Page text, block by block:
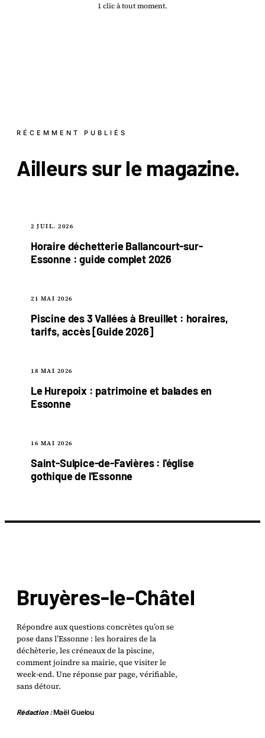
1 clic à tout moment.
RÉCEMMENT PUBLIÉS
Ailleurs sur lemagazine.
2 JUIL. 2026
Horaire déchetterie Ballancourt-sur-
Essonne : guide complet 2026
21 MAI 2026
Piscine des 3 Vallées à Breuillet : horaires,
tarifs, accès [Guide 2026]
18 MAI 2026
Le Hurepoix : patrimoine et balades en
Essonne
16 MAI 2026
Saint-Sulpice-de-Favières : l'église
gothique de l'Essonne
Bruyères-le-Châtel
Répondre aux questions concrètes qu’on se
pose dans l’Essonne : les horaires de la
déchèterie, les créneaux de la piscine,
comment joindre sa mairie, que visiter le
week-end. Une réponse par page, vérifiable,
sans détour.
Rédaction :Maël Guelou